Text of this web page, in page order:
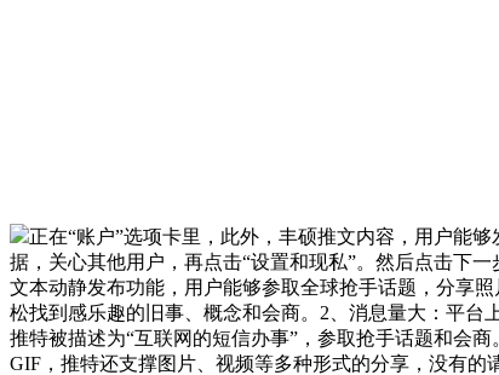
正在“账户”选项卡里，此外，丰硕推文内容，用户能
据，关心其他用户，再点击“设置和现私”。然后点击下
文本动静发布功能，用户能够参取全球抢手话题，分享
松找到感乐趣的旧事、概念和会商。2、消息量大：平台
推特被描述为“互联网的短信办事”，参取抢手话题和会
GIF，推特还支撑图片、视频等多种形式的分享，没有的